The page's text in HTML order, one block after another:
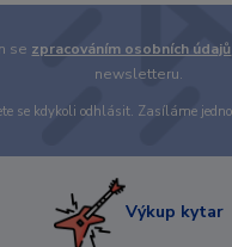
se zpracováním osobních údajů
newsletteru.
se kdykoli odhlásit. Zasíláme
Výkup kytar